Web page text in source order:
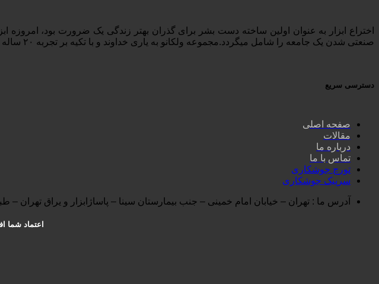
اختراع ابزار به عنوان اولین ساخته دست بشر برای گذران بهتر زندگی یک ضرورت بود،
صنعتی شدن یک جامعه را شامل میگردد.مجموعه ولکانو به یاری خداوند و با تکیه بر تجربه ۲۰ ساله حضور خود در بازار ابزار ایران فعالیت خود را از سال ۸۵ آغاز کرد.
دسترسی سریع
صفحه اصلی
مقالات
درباره ما
تماس با ما
تورچ جوشکاری
سرپیک جوشکاری
آدرس ما : تهران – خیابان امام خمینی – جنب بیمارستان سینا – پاساژابزار و یراق تهران – طبقه ۲ – پلاک
اعتماد شما